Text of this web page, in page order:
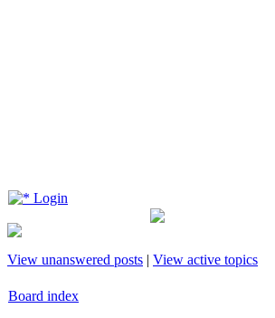
Login
View unanswered posts | View active topics
Board index